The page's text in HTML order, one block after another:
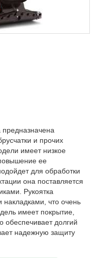
и прочих
имеет низкое
ее
для обработки
она поставляется
Рукоятка
что очень
имеет покрытие,
обеспечивает долгий
надежную защиту